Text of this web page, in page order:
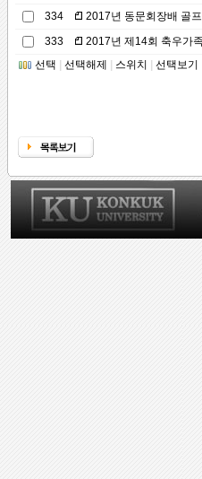
334
2017년 동문회장배 골
333
2017년 제14회 축우가
선택
선택해제 스위치
선택보기